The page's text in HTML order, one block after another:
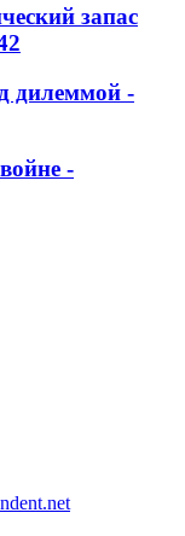
запас
дилеммой -
-